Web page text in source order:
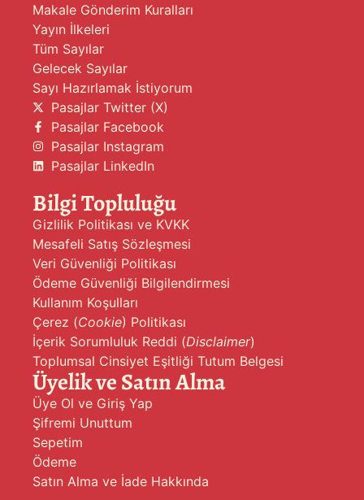
Makale Gönderim Kuralları
Yayın İlkeleri
Tüm Sayılar
Gelecek Sayılar
Sayı Hazırlamak İstiyorum
Pasajlar Twitter (X)
Pasajlar Facebook
Pasajlar Instagram
Pasajlar LinkedIn
Bilgi Topluluğu
Gizlilik Politikası ve KVKK
Mesafeli Satış Sözleşmesi
Veri Güvenliği Politikası
Ödeme Güvenliği Bilgilendirmesi
Kullanım Koşulları
Çerez (Cookie) Politikası
İçerik Sorumluluk Reddi (Disclaimer)
Toplumsal Cinsiyet Eşitliği Tutum Belgesi
Üyelik ve Satın Alma
Üye Ol ve Giriş Yap
Şifremi Unuttum
Sepetim
Ödeme
Satın Alma ve İade Hakkında